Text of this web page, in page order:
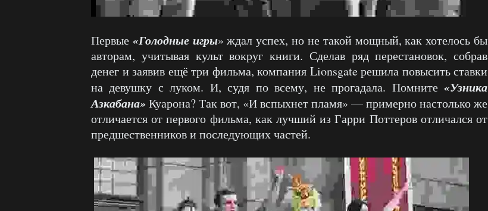
Первые «Голодные игры» ждал успех, но не такой мощный, как хотелось бы
авторам, учитывая культ вокруг книги. Сделав ряд перестановок, собрав
денег и заявив ещё три фильма, компания Lionsgate решила повысить ставки
на девушку с луком. И, судя по всему, не прогадала. Помните «Узника
Азкабана»Куарона? Так вот, «И вспыхнет пламя» — примерно настолько же
отличается от первого фильма, как лучший из Гарри Поттеров отличался от
предшественников и последующих частей.